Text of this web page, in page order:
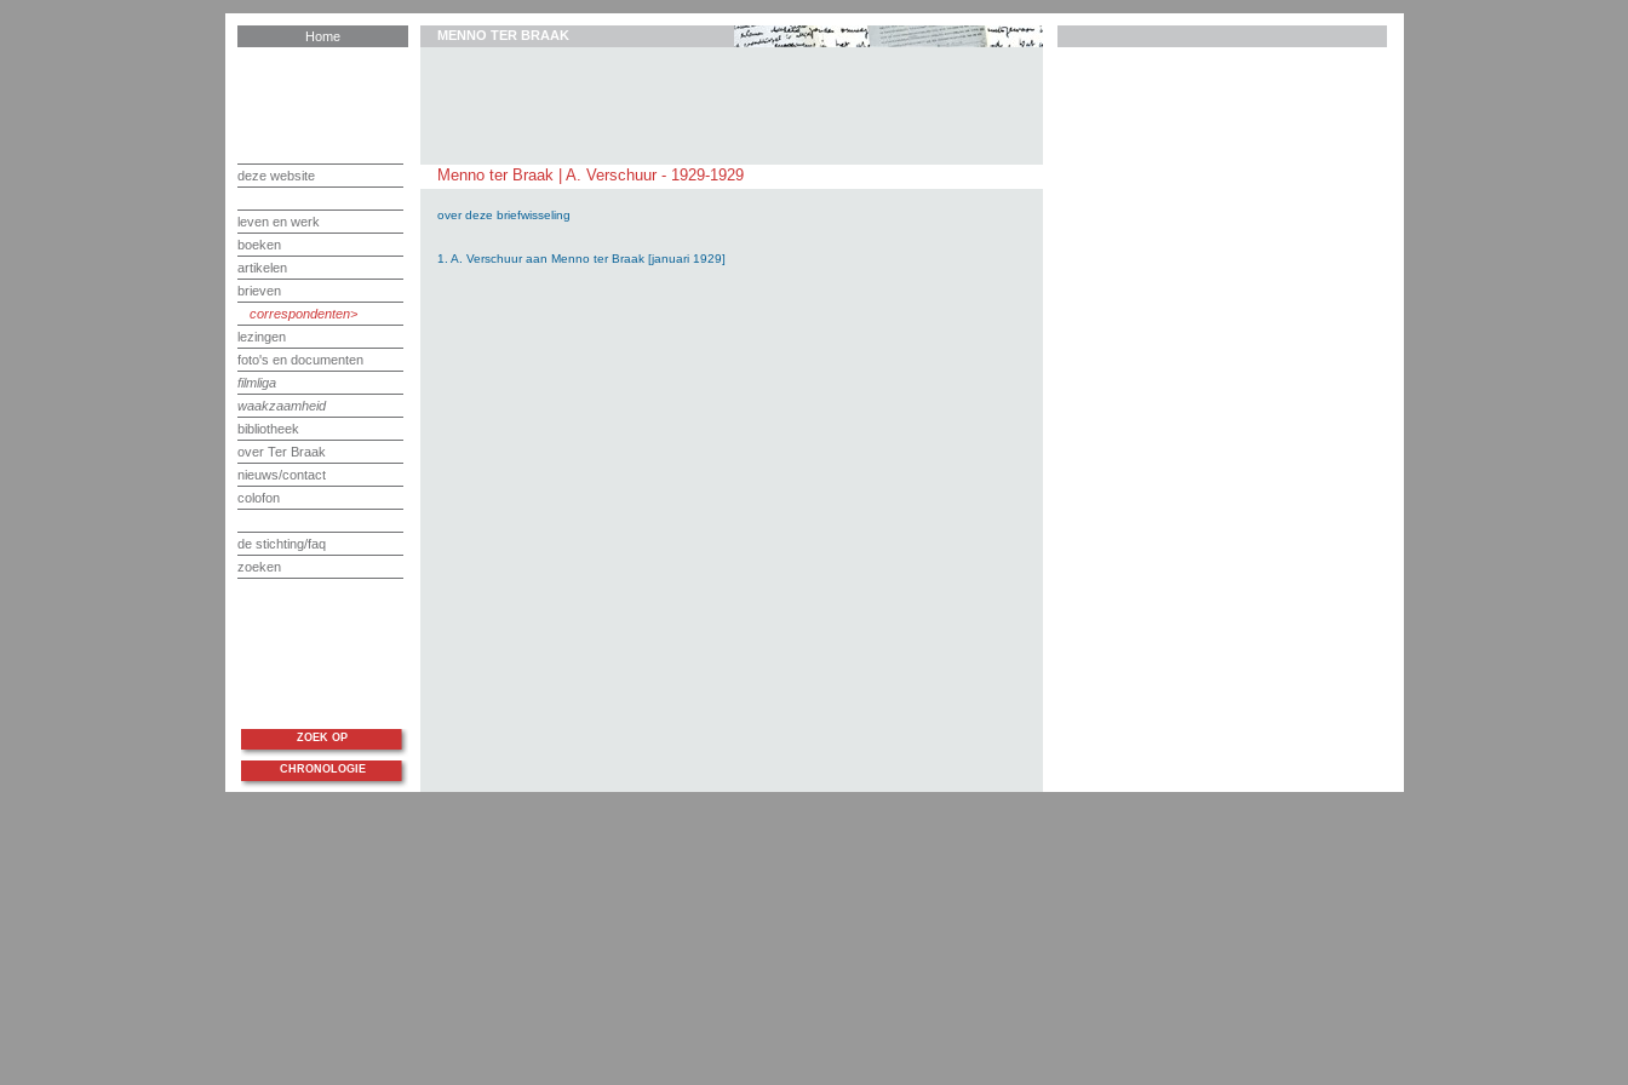
Home
deze website
leven en werk
boeken
artikelen
brieven
correspondenten
lezingen
foto's en documenten
filmliga
waakzaamheid
bibliotheek
over Ter Braak
nieuws/contact
colofon
de stichting/faq
zoeken
MENNO TER BRAAK
Menno ter Braak | A. Verschuur - 1929-1929
over deze briefwisseling
1. A. Verschuur aan Menno ter Braak [januari 1929]
ZOEK OP
CHRONOLOGIE